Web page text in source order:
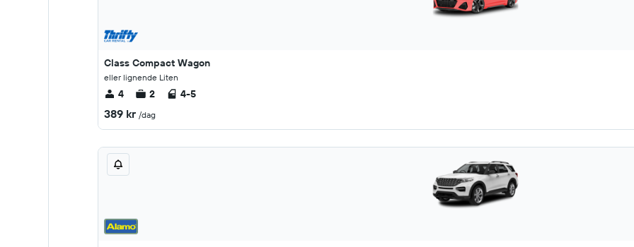
Class Compact Wagon
eller lignende Liten
4 2 4-5
389 kr /dag